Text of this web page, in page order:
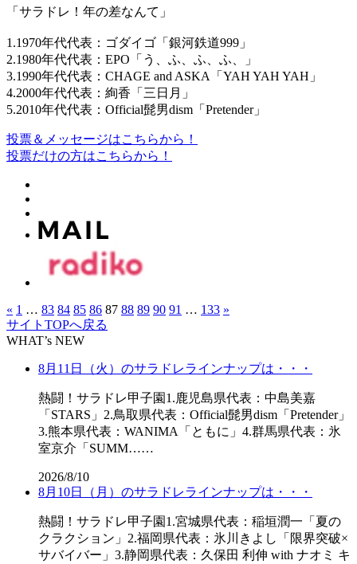
「サラドレ！年の差なんて」
1.1970年代代表：ゴダイゴ「銀河鉄道999」
2.1980年代代表：EPO「う、ふ、ふ、ふ、」
3.1990年代代表：CHAGE and ASKA「YAH YAH YAH」
4.2000年代代表：絢香「三日月」
5.2010年代代表：Official髭男dism「Pretender」
投票＆メッセージはこちらから！
投票だけの方はこちらから！
« 1 … 83 84 85 86 87 88 89 90 91 … 133 »
サイトTOPへ戻る
WHAT’s NEW
8月11日（火）のサラドレラインナップは・・・
熱闘！サラドレ甲子園1.鹿児島県代表：中島美嘉
「STARS」2.鳥取県代表：Official髭男dism「Pretender」
3.熊本県代表：WANIMA「ともに」4.群馬県代表：氷
室京介「SUMM……
2026/8/10
8月10日（月）のサラドレラインナップは・・・
熱闘！サラドレ甲子園1.宮城県代表：稲垣潤一「夏の
クラクション」2.福岡県代表：氷川きよし「限界突破×
サバイバー」3.静岡県代表：久保田 利伸 with ナオミ キ